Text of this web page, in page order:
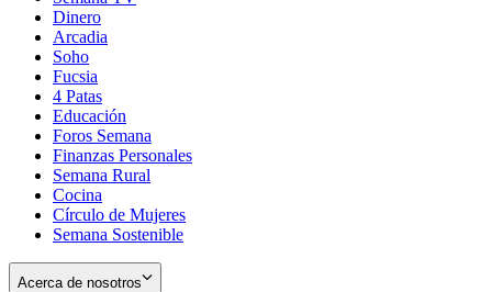
Dinero
Arcadia
Soho
in
new
window
Fucsia
in
new
window
4 Patas
Educación
Foros Semana
Finanzas Personales
Semana Rural
Cocina
Círculo de Mujeres
Semana Sostenible
Acerca de nosotros